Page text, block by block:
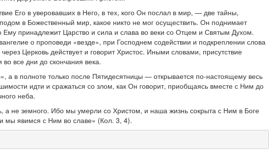
Его в уверовавших в Него, в тех, кого Он послал в мир, — две тайны,
в Божественный мир, какое никто не мог осуществить. Он поднимает
принадлежит Царство и сила и слава во веки со Отцем и Святым Духом.
о проповеди «везде», при Господнем содействии и подкреплении слова
Церковь действует и говорит Христос. Иными словами, присутствие
все дни до скончания века.
а в полноте только после Пятидесятницы — открывается по-настоящему весь
идти и сражаться со злом, как Он говорит, приобщаясь вместе с Ним до
неба.
а не земного. Ибо мы умерли со Христом, и наша жизнь сокрыта с Ним в Боге
мы явимся с Ним во славе» (Кол. 3, 4).